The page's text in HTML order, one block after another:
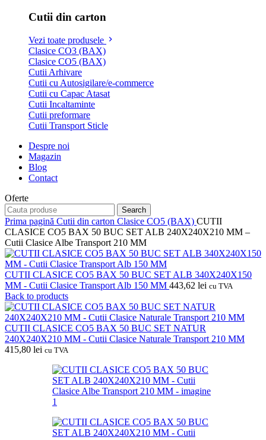
Cutii din carton
Vezi toate produsele
Clasice CO3 (BAX)
Clasice CO5 (BAX)
Cutii Arhivare
Cutii cu Autosigilare/e-commerce
Cutii cu Capac Atasat
Cutii Incaltaminte
Cutii preformare
Cutii Transport Sticle
Despre noi
Magazin
Blog
Contact
Oferte
Search
Prima pagină Cutii din carton Clasice CO5 (BAX) CUTII
CLASICE CO5 BAX 50 BUC SET ALB 240X240X210 MM –
Cutii Clasice Albe Transport 210 MM
CUTII CLASICE CO5 BAX 50 BUC SET ALB 340X240X150
MM - Cutii Clasice Transport Alb 150 MM 443,62 lei cu TVA
Back to products
CUTII CLASICE CO5 BAX 50 BUC SET NATUR
240X240X210 MM - Cutii Clasice Naturale Transport 210 MM
415,80 lei cu TVA